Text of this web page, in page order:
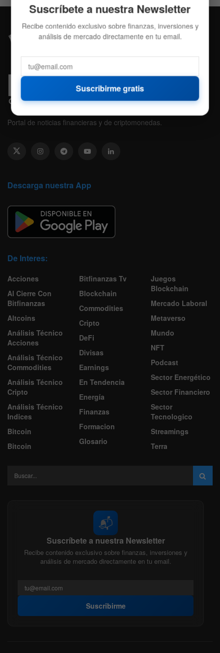
Portal de noticias financieras y de criptomonedas.
Descarga nuestra App
De Interes:
Acciones
Al Cierre Con
Bitfinanzas
Altcoins
Análisis Técnico
Acciones
Análisis Técnico
Commodities
Análisis Técnico
Cripto
Análisis Técnico
Indices
Bitcoin
Bitcoin
Bitfinanzas Tv
Blockchain
Commodities
Cripto
DeFi
Divisas
Earnings
En Tendencia
Energía
Finanzas
Formacion
Glosario
Juegos
Blockchain
Mercado Laboral
Metaverso
Mundo
NFT
Podcast
Sector Energético
Sector Financiero
Sector
Tecnologico
Streamings
Terra
📬
Suscríbete a nuestra Newsletter
Recibe contenido exclusivo sobre finanzas, inversiones y
análisis de mercado directamente en tu email.
Suscribirme
Suscríbete a nuestra Newsletter
Recibe contenido exclusivo sobre finanzas, inversiones y
análisis de mercado directamente en tu email.
Suscribirme gratis